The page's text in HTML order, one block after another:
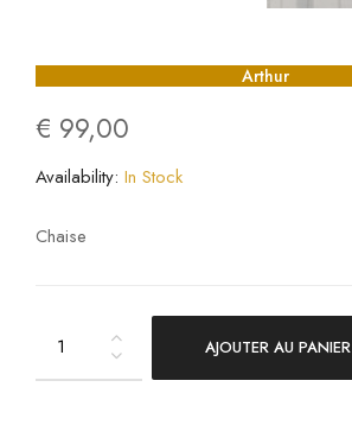
Arthur
€ 99,00
Availability: In Stock
Chaise
Arthur
quantity
AJOUTER AU PANIER